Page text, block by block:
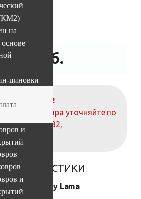
1.2x1.7 м
041 руб.
ВНИМАНИЕ!
товара уточняйте по
(812) 377-09-32,
44
Shaggy Lama
на
циновки
и
и